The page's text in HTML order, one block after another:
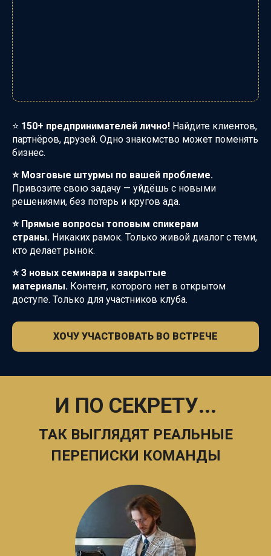
⭐ 150+ предпринимателей лично! Найдите клиентов,
партнёров, друзей. Одно знакомство может поменять
бизнес.
⭐ Мозговые штурмы по вашей проблеме.
Привозите свою задачу — уйдёшь с новыми
решениями, без потерь и кругов ада.
⭐ Прямые вопросы топовым спикерам
страны. Никаких рамок. Только живой диалог с теми,
кто делает рынок.
⭐ 3 новых семинара и закрытые
материалы. Контент, которого нет в открытом
доступе. Только для участников клуба.
ХОЧУ УЧАСТВОВАТЬ ВО ВСТРЕЧЕ
И ПО СЕКРЕТУ...
ТАК ВЫГЛЯДЯТ РЕАЛЬНЫЕ
ПЕРЕПИСКИ КОМАНДЫ